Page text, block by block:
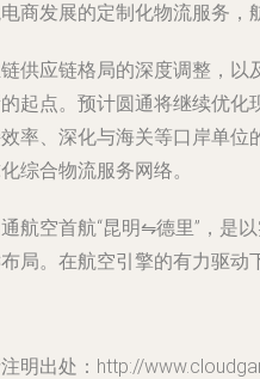
商发展的定制化物流服务，
供应链格局的深度调整，
起点。预计圆通将继续优
率、深化与海关等口岸单
综合物流服务网络。
航空首航“昆明⇋德里”，是
局。在航空引擎的有力驱动
明出处：http://